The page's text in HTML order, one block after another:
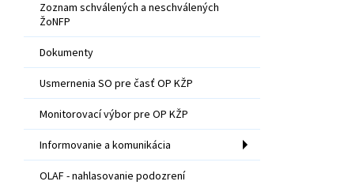
Zoznam schválených a neschválených
ŽoNFP
Dokumenty
Usmernenia SO pre časť OP KŽP
Monitorovací výbor pre OP KŽP
Informovanie a komunikácia
OLAF - nahlasovanie podozrení